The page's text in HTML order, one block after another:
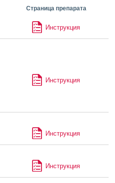
Страница препарата
Инструкция
Инструкция
Инструкция
Инструкция